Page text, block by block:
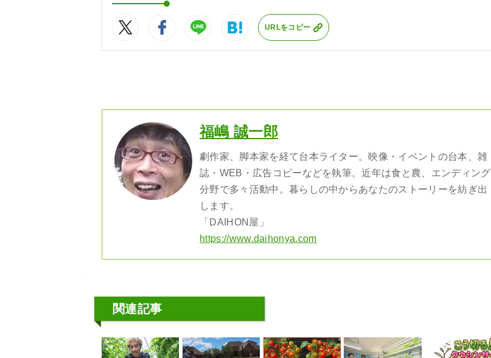
URLをコピー
福嶋 誠一郎
劇作家、脚本家を経て台本ライター。映像・イベントの台本、雑
誌・WEB・広告コピーなどを執筆。近年は食と農、エンディング
分野で多々活動中。暮らしの中からあなたのストーリーを紡ぎ出
します。
「DAIHON屋」
https://www.daihonya.com
関連記事